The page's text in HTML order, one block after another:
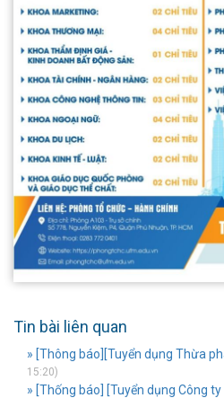
Tin bài liên quan
» [Thông báo][Tuyển dụng Thừa
15:20)
» [Thống báo] [Tuyển dụng Công ty